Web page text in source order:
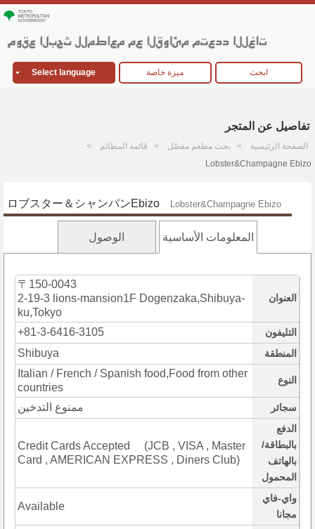
Select language ميزة خاصة ابحث
تفاصيل عن المتجر
الصفحة الرئيسية بحث مطعم مفصّل
قائمة المطائم
Lobster&Champagne Ebizo
ロブスター＆シャンパンEbizo Lobster&Champagne Ebizo
المعلومات الأساسية الوصول
العنوان
〒150-0043
2-19-3 lions-mansion1F Dogenzaka,Shibuya-
ku,Tokyo
التليفون +81-3-6416-3105
المنطقة Shibuya
النوع
Italian / French / Spanish food,Food from other
countries
سجائر ممنوع التدخين
الدفع
بالبطاقة/
بالهاتف
المحمول
Credit Cards Accepted (JCB , VISA , Master
Card , AMERICAN EXPRESS , Diners Club)
واي-فاي
مجانا
Available